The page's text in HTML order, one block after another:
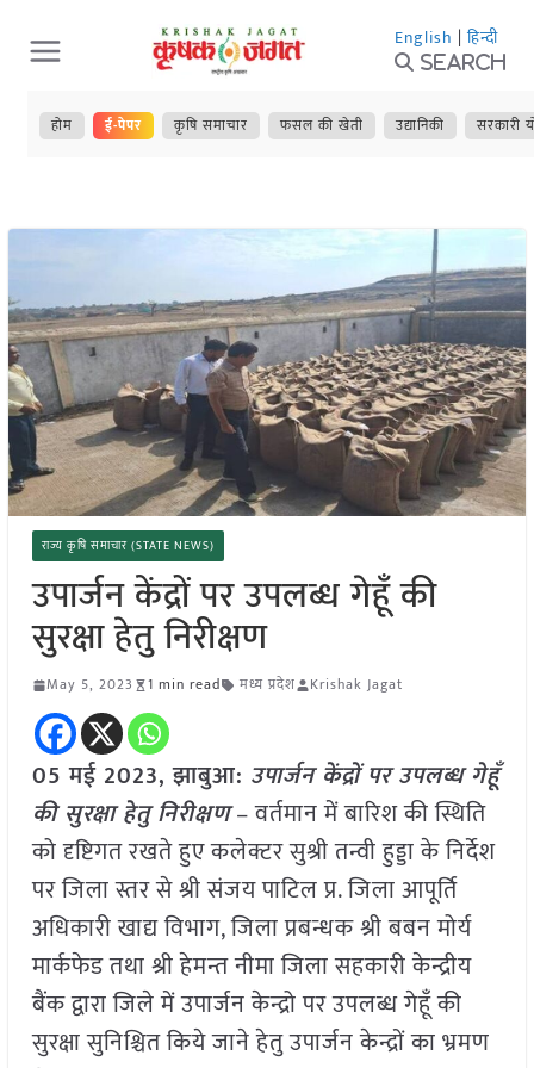
Skip
to
content
English | हिन्दी
Search
होम ई-पेपर कृषि समाचार फसल की खेती उद्यानिकी सरकारी
राज्य कृषि समाचार (STATE NEWS)
उपार्जन केंद्रों पर उपलब्ध गेहूँ की
सुरक्षा हेतु निरीक्षण
May 5, 2023 1 min read मध्य प्रदेश Krishak Jagat
05 मई 2023,झाबुआ: उपार्जन केंद्रों पर उपलब्ध गेहूँ
की सुरक्षा हेतु निरीक्षण– वर्तमान में बारिश की स्थिति
को दृष्टिगत रखते हुए कलेक्टर सुश्री तन्वी हुड्डा के निर्देश
पर जिला स्तर से श्री संजय पाटिल प्र. जिला आपूर्ति
अधिकारी खाद्य विभाग, जिला प्रबन्धक श्री बबन मोर्य
मार्कफेड तथा श्री हेमन्त नीमा जिला सहकारी केन्द्रीय
बैंक द्वारा जिले में उपार्जन केन्द्रो पर उपलब्ध गेहूँ की
सुरक्षा सुनिश्चित किये जाने हेतु उपार्जन केन्द्रों का भ्रमण